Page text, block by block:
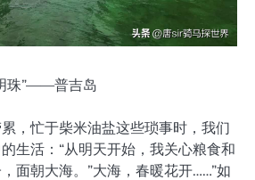
珠”——普吉岛
，忙于柴米油盐这些琐事时，我们
生活：“从明天开始，我关心粮食和
面朝大海。”大海，春暖花开……”如